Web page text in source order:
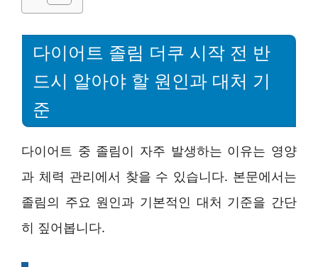
다이어트 졸림 더쿠 시작 전 반
드시 알아야 할 원인과 대처 기
준
다이어트 중 졸림이 자주 발생하는 이유는 영양
과 체력 관리에서 찾을 수 있습니다. 본문에서는
졸림의 주요 원인과 기본적인 대처 기준을 간단
히 짚어봅니다.